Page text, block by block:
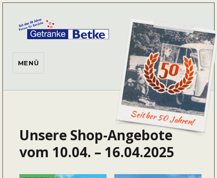
Seit ber 50 Jahren!
MENÜ
Unsere Shop-Angebote
vom 10.04. – 16.04.2025